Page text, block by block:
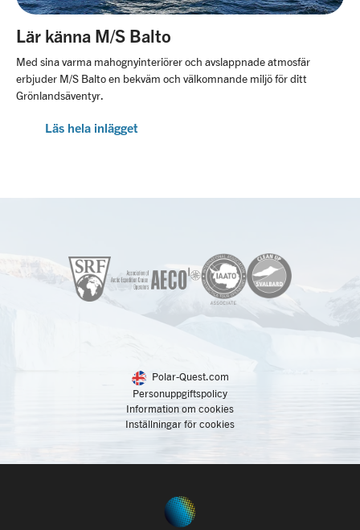
Lär känna M/S Balto
Med sina varma mahognyinteriörer och avslappnade atmosfär
erbjuder M/S Balto en bekväm och välkomnande miljö för ditt
Grönlandsäventyr.
Läs hela inlägget
Polar-Quest.com
Personuppgiftspolicy
Information om cookies
Inställningar för cookies